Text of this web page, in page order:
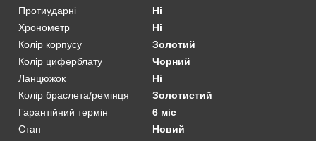
Протиударні
Ні
Хронометр
Ні
Колір корпусу
Золотий
Колір циферблату
Чорний
Ланцюжок
Ні
Колір браслета/ремінця
Золотистий
Гарантійний термін
6 міс
Стан
Новий